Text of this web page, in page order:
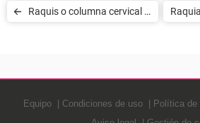
Raquis o columna cervical -
Equipo Condiciones de uso Política de